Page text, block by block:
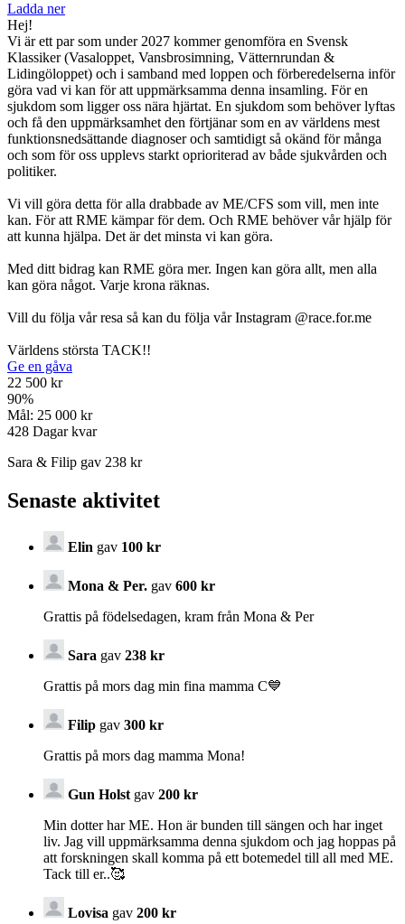
Ladda ner
Hej!
Vi är ett par som under 2027 kommer genomföra en Svensk
Klassiker (Vasaloppet, Vansbrosimning, Vätternrundan &
Lidingöloppet) och i samband med loppen och förberedelserna inför
göra vad vi kan för att uppmärksamma denna insamling. För en
sjukdom som ligger oss nära hjärtat. En sjukdom som behöver lyftas
och få den uppmärksamhet den förtjänar som en av världens mest
funktionsnedsättande diagnoser och samtidigt så okänd för många
och som för oss upplevs starkt oprioriterad av både sjukvården och
politiker.
Vi vill göra detta för alla drabbade av ME/CFS som vill, men inte
kan. För att RME kämpar för dem. Och RME behöver vår hjälp för
att kunna hjälpa. Det är det minsta vi kan göra.
Med ditt bidrag kan RME göra mer. Ingen kan göra allt, men alla
kan göra något. Varje krona räknas.
Vill du följa vår resa så kan du följa vår Instagram @race.for.me
Världens största TACK!!
Ge en gåva
22 500 kr
90%
Mål: 25 000 kr
428 Dagar kvar
Sara & Filip gav 238 kr
Senaste aktivitet
Elin gav 100 kr
Mona & Per. gav 600 kr
Grattis på födelsedagen, kram från Mona & Per
Sara gav 238 kr
Grattis på mors dag min fina mamma C💙
Filip gav 300 kr
Grattis på mors dag mamma Mona!
Gun Holst gav 200 kr
Min dotter har ME. Hon är bunden till sängen och har inget
liv. Jag vill uppmärksamma denna sjukdom och jag hoppas på
att forskningen skall komma på ett botemedel till all med ME.
Tack till er..🥰
Lovisa gav 200 kr